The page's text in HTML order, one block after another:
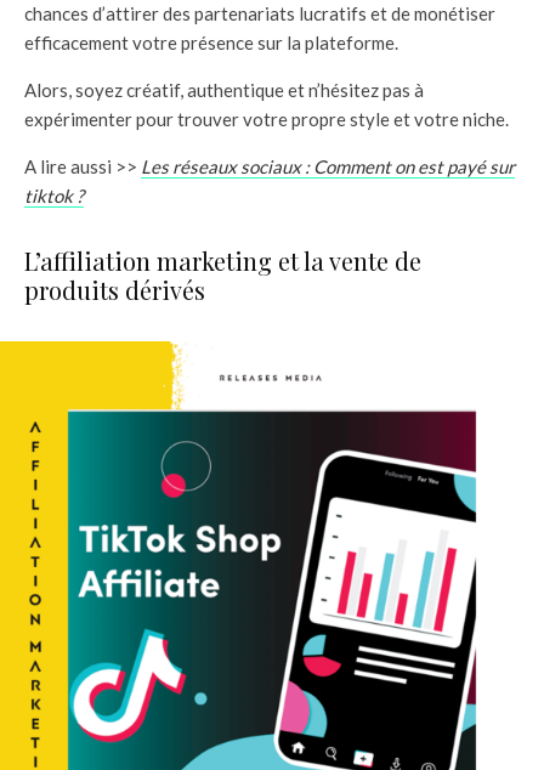
chances d’attirer des partenariats lucratifs et de monétiser
efficacement votre présence sur la plateforme.
Alors, soyez créatif, authentique et n’hésitez pas à
expérimenter pour trouver votre propre style et votre niche.
A lire aussi >> Les réseaux sociaux : Comment on est payé sur
tiktok ?
L’affiliation marketing et la vente de
produits dérivés